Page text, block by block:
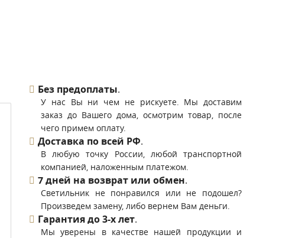
Без предоплаты.
У нас Вы ни чем не рискуете. Мы доставим
заказ до Вашего дома, осмотрим товар, после
чего примем оплату.
Доставка по всей РФ.
В любую точку России, любой транспортной
компанией, наложенным платежом.
7 дней на возврат или обмен.
Светильник не понравился или не подошел?
Произведем замену, либо вернем Вам деньги.
Гарантия до 3-х лет.
Мы уверены в качестве нашей продукции и